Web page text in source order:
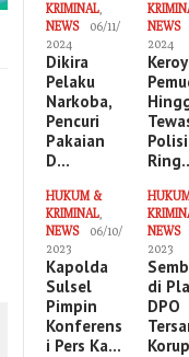
KRIMINAL
NEWS
06/11/
2024
Dikira
Pelaku
Narkoba,
Pencuri
Pakaian
D…
NEWS
2024
Polisi
HUKUM &
KRIMINAL
NEWS
06/10/
2023
Kapolda
Sulsel
Pimpin
Konferens
i Pers Ka…
NEWS
2023
di
DPO